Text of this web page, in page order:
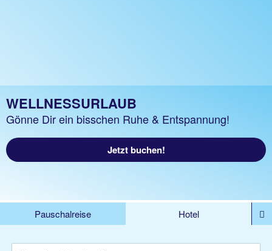
WELLNESSURLAUB
Gönne Dir ein bisschen Ruhe & Entspannung!
Jetzt buchen!
Pauschalreise
Hotel